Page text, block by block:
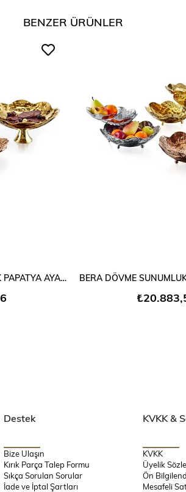
BENZER ÜRÜNLER
BERA DÖVME SUNUMLUK PAPATYA AYAKLI MİNİ
SEPETE
Destek
Bize Ulaşın
Kırık Parça Talep Formu
Sıkça Sorulan Sorular
İade ve İptal Şartları
KVKK &
KVKK
Üyelik
Ön
Mesafeli